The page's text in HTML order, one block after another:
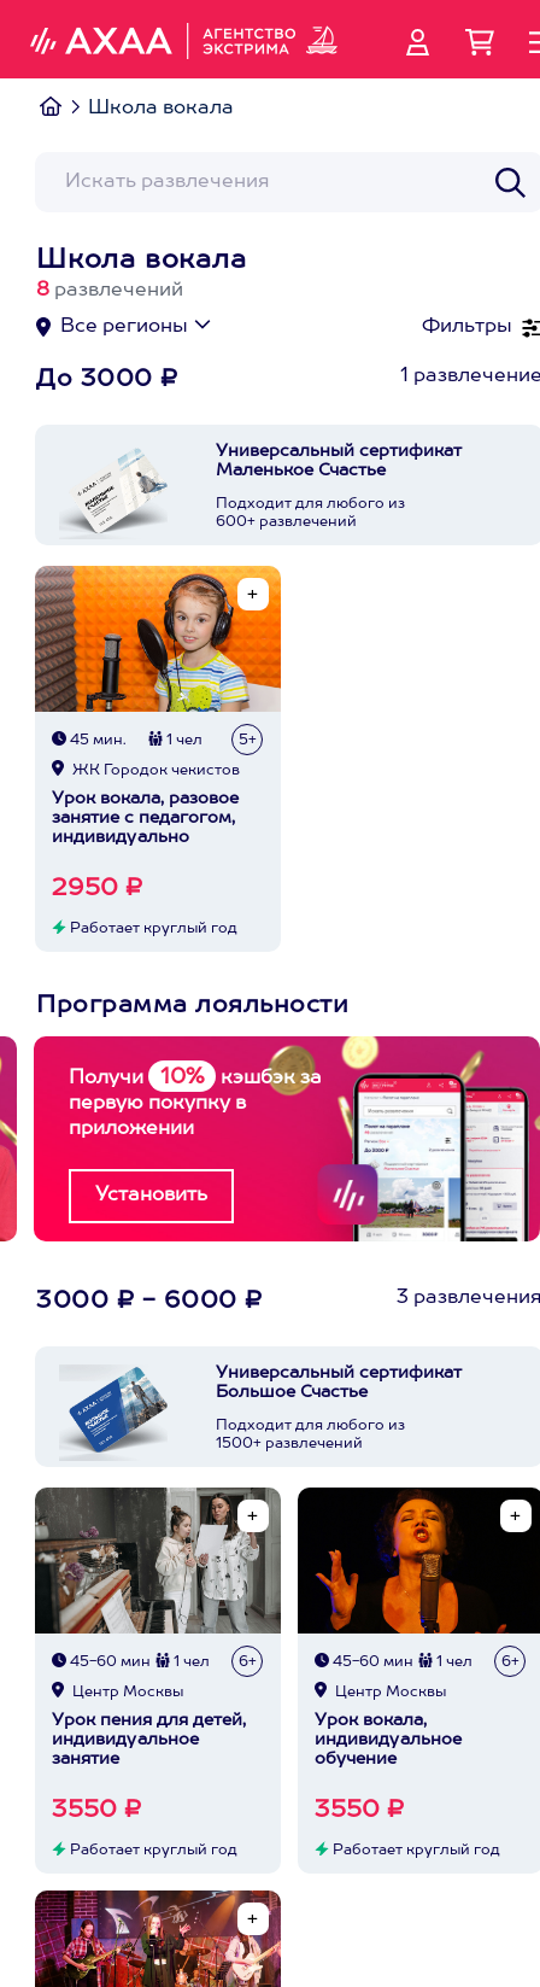
Школа вокала
Школа вокала
8 развлечений
Фильтры
Все регионы
До 3000 ₽ 1
Универсальный сертификат
Маленькое Счастье
Подходит для любого из
600+ развлечений
45 мин. 1 чел 5+
ЖК Городок чекистов
Урок вокала, разовое
занятие с педагогом,
индивидуально
2950 ₽
Работает круглый год
Программа лояльности
Получи 10%
кэшбэк за
первую покупку в
приложении
3000 ₽ - 6000 ₽ 3
Универсальный сертификат
Большое Счастье
Подходит для любого из
1500+ развлечений
45-60 мин 1 чел 6+
Центр Москвы
Урок пения для детей,
индивидуальное
занятие
3550 ₽
Работает круглый год
45-60 мин 1 чел 6+
Центр Москвы
Урок вокала,
индивидуальное
обучение
3550 ₽
Работает круглый год